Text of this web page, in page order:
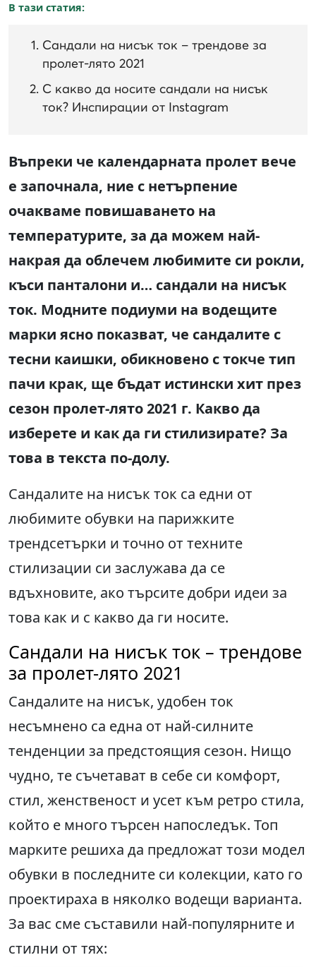
В тази статия:
Сандали на нисък ток – трендове за
пролет-лято 2021
С какво да носите сандали на нисък
ток? Инспирации от Instagram
Въпреки че календарната пролет вече
е започнала, ние с нетърпение
очакваме повишаването на
температурите, за да можем най-
накрая да облечем любимите си рокли,
къси панталони и… сандали на нисък
ток. Модните подиуми на водещите
марки ясно показват, че сандалите с
тесни каишки, обикновено с токче тип
пачи крак, ще бъдат истински хит през
сезон пролет-лято 2021 г. Какво да
изберете и как да ги стилизирате? За
това в текста по-долу.
Сандалите на нисък ток са едни от
любимите обувки на парижките
трендсетърки и точно от техните
стилизации си заслужава да се
вдъхновите, ако търсите добри идеи за
това как и с какво да ги носите.
Сандали на нисък ток – трендове
за пролет-лято 2021
Сандалите на нисък, удобен ток
несъмнено са една от най-силните
тенденции за предстоящия сезон. Нищо
чудно, те съчетават в себе си комфорт,
стил, женственост и усет към ретро стила,
който е много търсен напоследък. Топ
марките решиха да предложат този модел
обувки в последните си колекции, като го
проектираха в няколко водещи варианта.
За вас сме съставили най-популярните и
стилни от тях: